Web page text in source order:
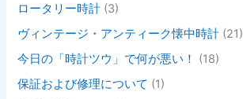
ロータリー時計 (3)
ヴィンテージ・アンティーク懐中時計 (21)
今日の「時計ツウ」で何が悪い！
(18)
保証および修理について (1)